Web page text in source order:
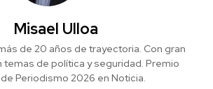
Misael Ulloa
de 20 años de trayectoria. Con gran
temas de política y seguridad. Premio
Periodismo 2026 en Noticia.